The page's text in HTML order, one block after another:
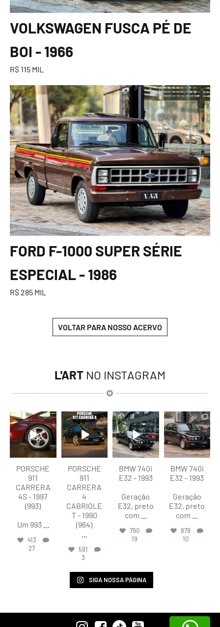
VOLKSWAGEN FUSCA PÉ DE
BOI - 1966
R$ 115 MIL
FORD F-1000 SUPER SÉRIE
ESPECIAL - 1986
R$ 285 MIL
VOLTAR PARA NOSSO ACERVO
L'ART NO INSTAGRAM
lart.br
Ago 5
PORSCHE
911
CARRERA
4S - 1997
(993)
Um 993
413
27
lart.br
Ago 4
PORSCHE
911
CARRERA
4
CABRIOLE
T - 1990
(964)
591
3
lart.br
Ago 4
BMW 740i
E32 - 1993
Geração
E32, preto
com
790
19
lart.br
Ago 4
BMW 740i
E32 - 1993
Geração
E32, preto
com
879
10
SIGA NOSSA PÁGINA